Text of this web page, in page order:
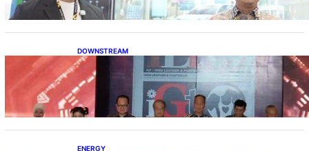
DOWNSTREAM
Terbuka, Peluang Usaha bagi IKM Alas Kaki
Lokal
ENERGY